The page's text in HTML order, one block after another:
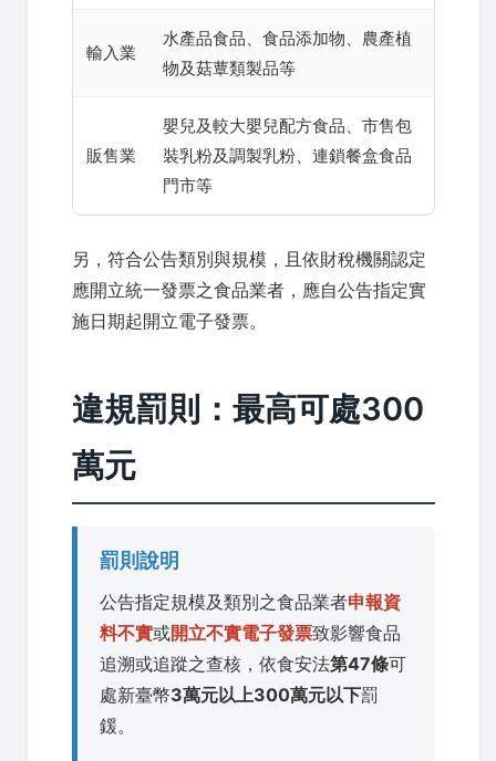
輸入業
水產品食品、食品添加物、農產植
物及菇蕈類製品等
販售業
嬰兒及較大嬰兒配方食品、市售包
裝乳粉及調製乳粉、連鎖餐盒食品
門市等
另，符合公告類別與規模，且依財稅機關認定
應開立統一發票之食品業者，應自公告指定實
施日期起開立電子發票。
違規罰則：最高可處300
萬元
罰則說明
公告指定規模及類別之食品業者申報資
料不實或開立不實電子發票致影響食品
追溯或追蹤之查核，依食安法第47條可
處新臺幣3萬元以上300萬元以下罰
鍰。